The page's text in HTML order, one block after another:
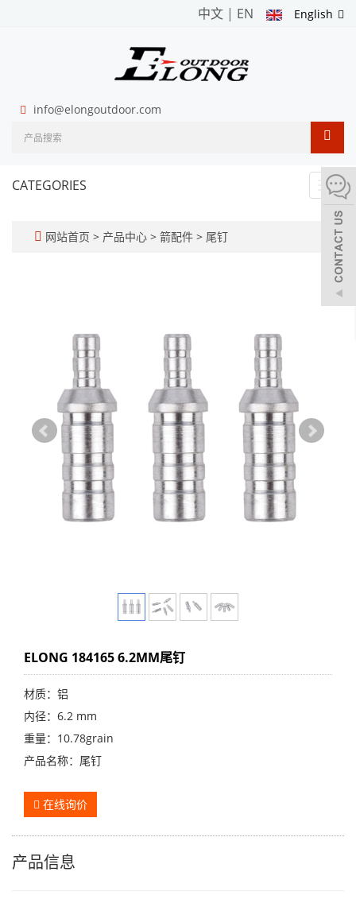
English
中文 | EN
info@elongoutdoor.com
CATEGORIES
网站首页 > 产品中心 > 箭配件 > 尾钉
ELONG 184165 6.2MM尾钉
材质：铝
内径：6.2 mm
重量：10.78grain
产品名称：尾钉
在线询价
产品信息